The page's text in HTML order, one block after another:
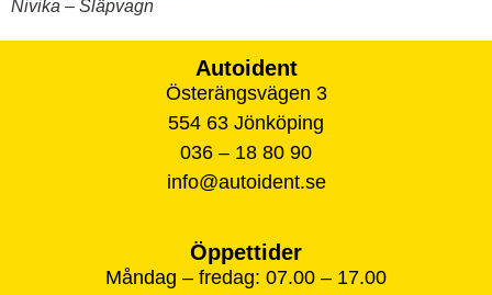
Nivika – Släpvagn
Autoident
Österängsvägen 3
554 63 Jönköping
036 – 18 80 90
info@autoident.se
Öppettider
Måndag – fredag: 07.00 – 17.00